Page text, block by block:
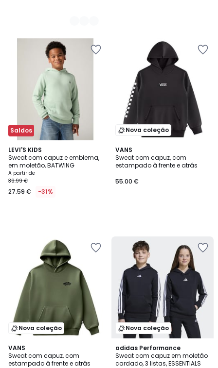
Saldos
LEVI'S KIDS
Sweat com capuz e emblema,
em moletão, BATWING
A partir de
39.99 €
27.59 € -31%
Nova coleção
VANS
Sweat com capuz, com
estampado à frente e atrás
55.00 €
Nova coleção
VANS
Sweat com capuz, com
estampado à frente e atrás
Nova coleção
adidas Performance
Sweat com capuz em moletão
cardado, 3 listas, ESSENTIALS
4
/
5